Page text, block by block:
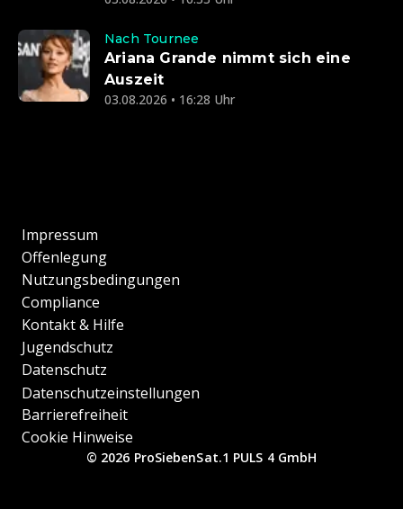
Nach Tournee
Ariana Grande nimmt sich eine
Auszeit
03.08.2026 • 16:28 Uhr
Impressum
Offenlegung
Nutzungsbedingungen
Compliance
Kontakt & Hilfe
Jugendschutz
Datenschutz
Datenschutzeinstellungen
Barrierefreiheit
Cookie Hinweise
© 2026 ProSiebenSat.1 PULS 4 GmbH